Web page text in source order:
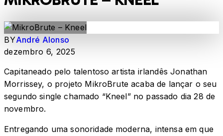
BYAndré Alonso
dezembro 6, 2025
Capitaneado pelo talentoso artista irlandês Jonathan
Morrissey, o projeto MikroBrute acaba de lançar o seu
segundo single chamado “Kneel” no passado dia 28 de
novembro.
Entregando uma sonoridade moderna, intensa em que